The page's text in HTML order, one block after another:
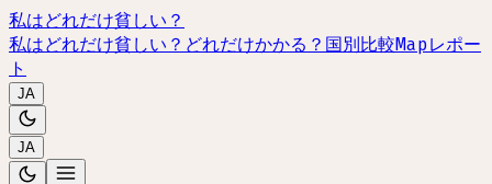
私はどれだけ貧しい？
私はどれだけ貧しい？ どれだけかかる？ 国別比較Mapレポー
ト
JA
JA